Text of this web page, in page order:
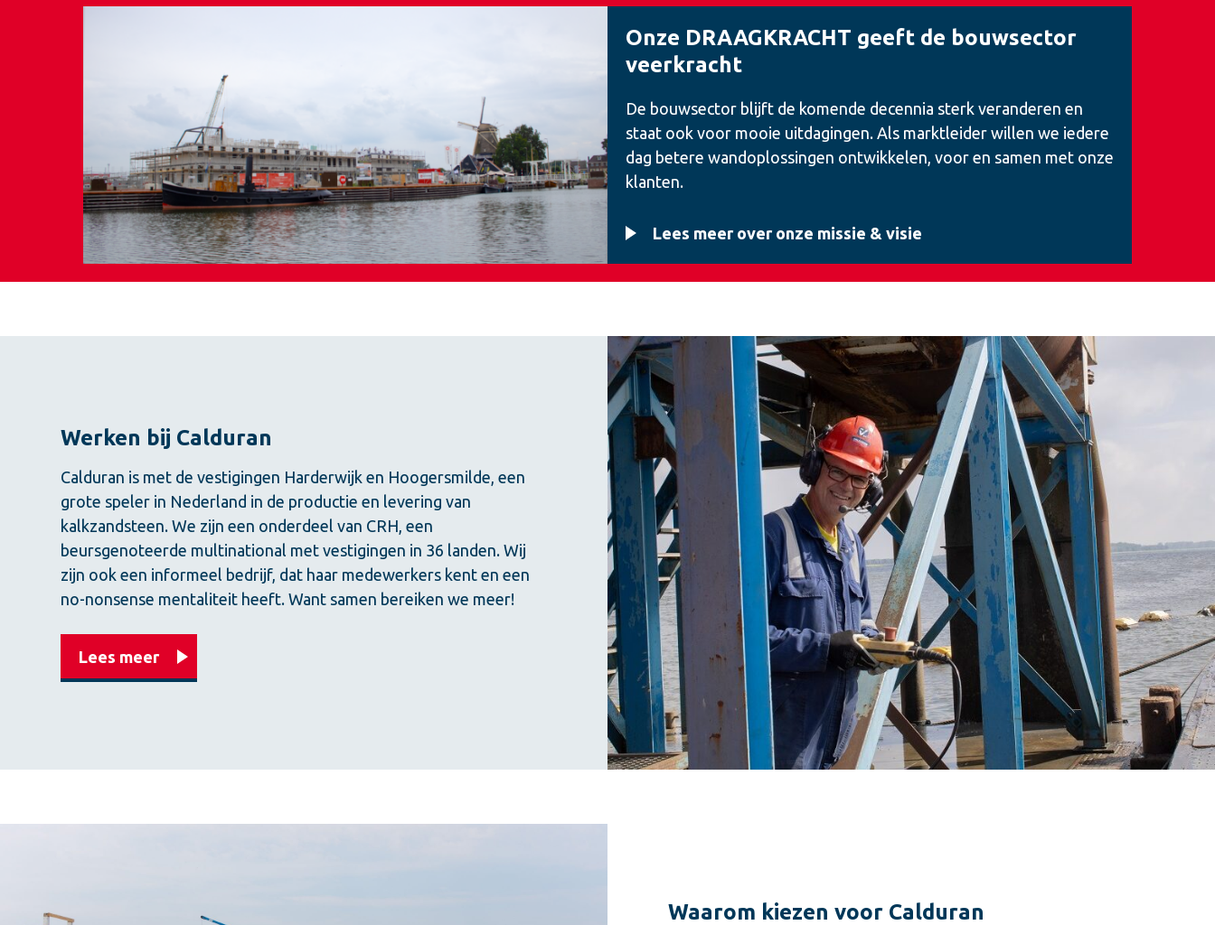
Onze DRAAGKRACHT geeft de bouwsector
veerkracht
De bouwsector blijft de komende decennia sterk veranderen en
staat ook voor mooie uitdagingen. Als marktleider willen we iedere
dag betere wandoplossingen ontwikkelen, voor en samen met onze
klanten.
Lees meer over onze missie & visie
Werken bij Calduran
Calduran is met de vestigingen Harderwijk en Hoogersmilde, een
grote speler in Nederland in de productie en levering van
kalkzandsteen. We zijn een onderdeel van CRH, een
beursgenoteerde multinational met vestigingen in 36 landen. Wij
zijn ook een informeel bedrijf, dat haar medewerkers kent en een
no-nonsense mentaliteit heeft. Want samen bereiken we meer!
Lees meer
Waarom kiezen voor Calduran